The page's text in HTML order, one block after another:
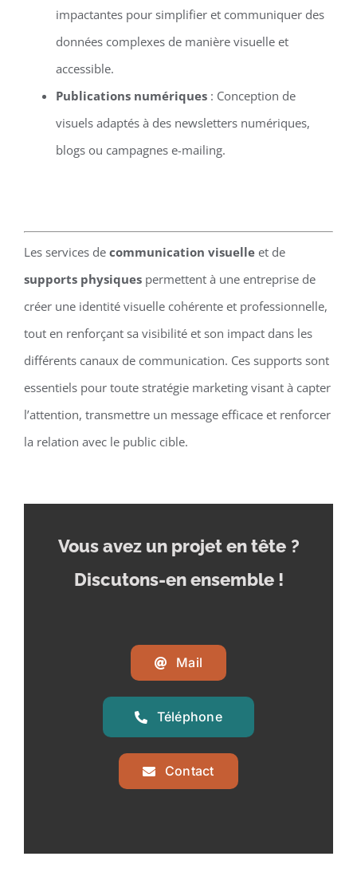
impactantes pour simplifier et communiquer des
données complexes de manière visuelle et
accessible.
Publications numériques: Conception de
visuels adaptés à des newsletters numériques,
blogs ou campagnes e-mailing.
Les services de communication visuelleet de
supports physiquespermettent à une entreprise de
créer une identité visuelle cohérente et professionnelle,
tout en renforçant sa visibilité et son impact dans les
différents canaux de communication. Ces supports sont
essentiels pour toute stratégie marketing visant à capter
l’attention, transmettre un message efficace et renforcer
la relation avec le public cible.
Vous avez un projet en tête ?
Discutons-en ensemble !
Mail
Téléphone
Contact